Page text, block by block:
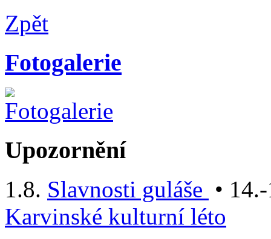
Zpět
Fotogalerie
Upozornění
1.8. Slavnosti guláše •
Karvinské kulturní léto